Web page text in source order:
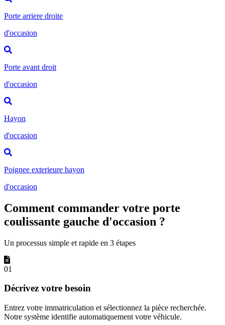
Porte arriere droite
d'occasion
Porte avant droit
d'occasion
Hayon
d'occasion
Poignee exterieure hayon
d'occasion
Comment commander votre porte
coulissante gauche d'occasion ?
Un processus simple et rapide en 3 étapes
01
Décrivez votre besoin
Entrez votre immatriculation et sélectionnez la pièce recherchée.
Notre système identifie automatiquement votre véhicule.